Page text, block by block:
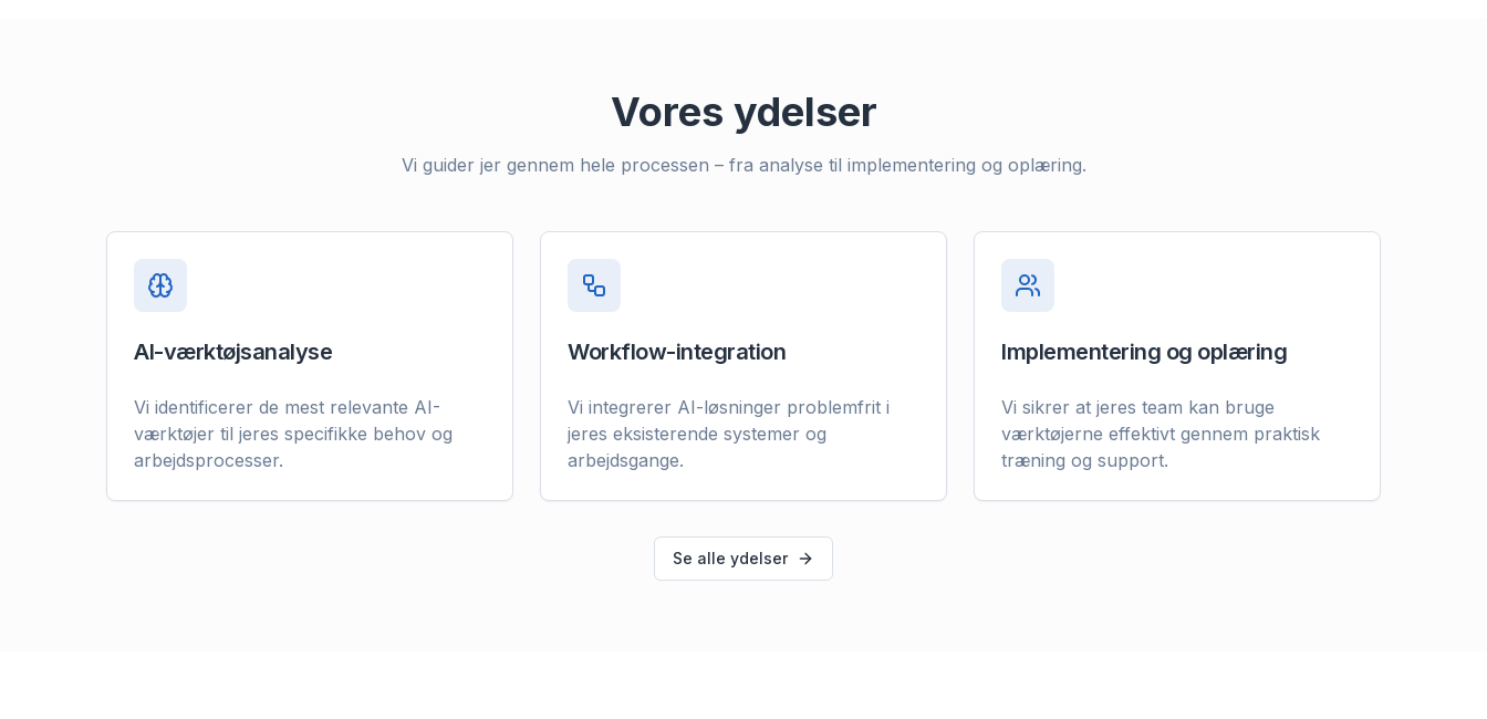
Vores ydelser
Vi guider jer gennem hele processen – fra analyse til implementering og oplæring.
AI-værktøjsanalyse
Vi identificerer de mest relevante AI-
værktøjer til jeres specifikke behov og
arbejdsprocesser.
Workflow-integration
Vi integrerer AI-løsninger problemfrit i
jeres eksisterende systemer og
arbejdsgange.
Implementering og oplæring
Vi sikrer at jeres team kan bruge
værktøjerne effektivt gennem praktisk
træning og support.
Se alle ydelser